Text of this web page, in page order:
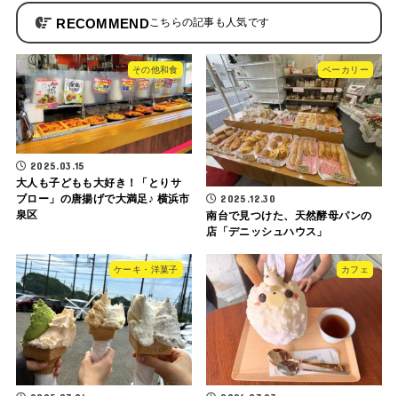
RECOMMEND
その他和食
2025.03.15
大人も子どもも大好き！「とりサ
ブロー」の唐揚げで大満足♪ 横浜市
泉区
ベーカリー
2025.12.30
南台で見つけた、天然酵母パンの
店「デニッシュハウス」
ケーキ・洋菓子 カフェ